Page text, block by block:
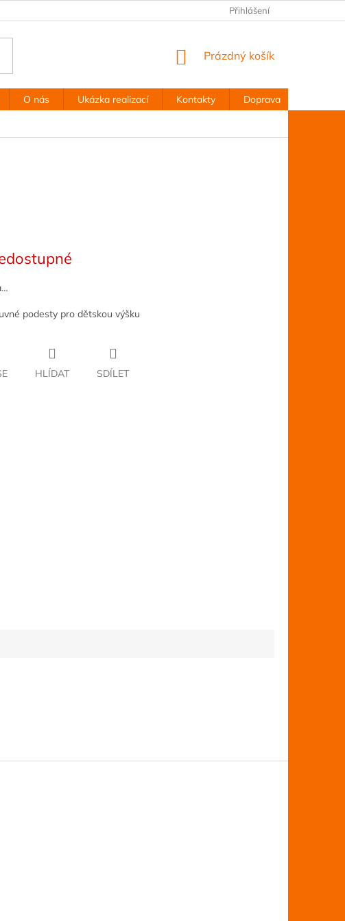
Přihlášení
NÁKUPNÍ
Prázdný košík
O nás Ukázka realizací Kontakty Doprava
podesty pro dětskou výšku
HLÍDAT SDÍLET